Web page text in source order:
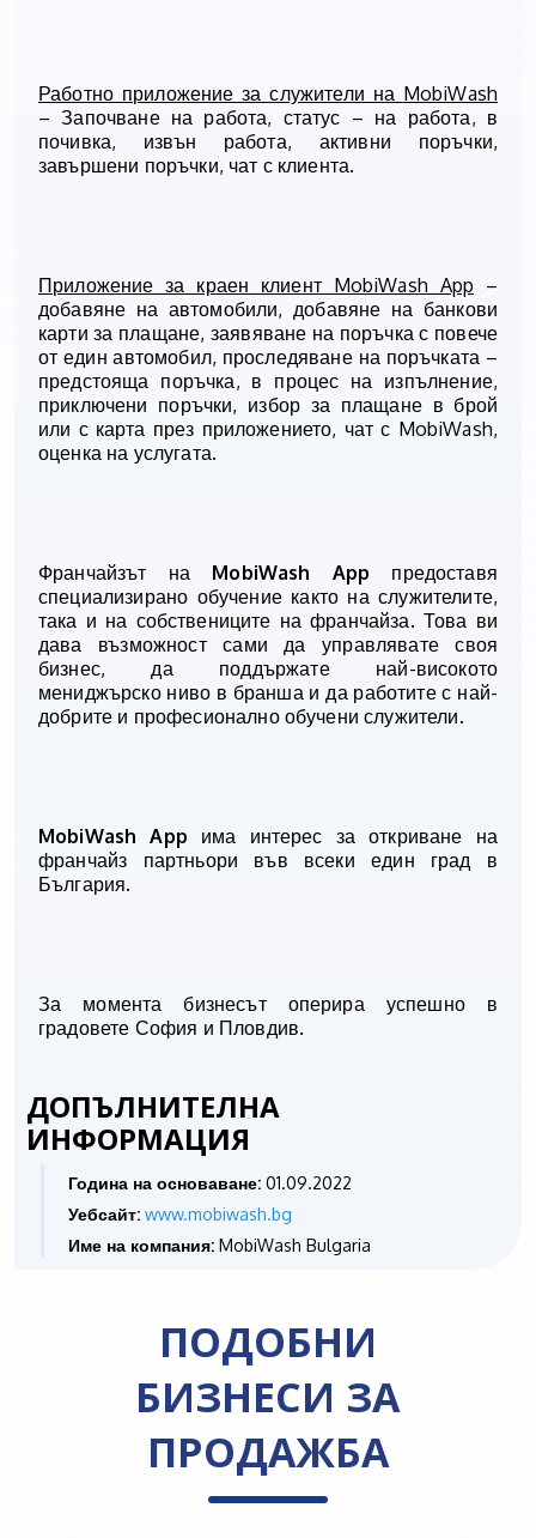
Работно приложение за служители на MobiWash
– Започване на работа, статус – на работа, в
почивка, извън работа, активни поръчки,
завършени поръчки, чат с клиента.
Приложение за краен клиент MobiWash App –
добавяне на автомобили, добавяне на банкови
карти за плащане, заявяване на поръчка с повече
от един автомобил, проследяване на поръчката –
предстояща поръчка, в процес на изпълнение,
приключени поръчки, избор за плащане в брой
или с карта през приложението, чат с MobiWash,
оценка на услугата.
Франчайзът на MobiWash App
предоставя
специализирано обучение както на служителите,
така и на собствениците на франчайза. Това ви
дава възможност сами да управлявате своя
бизнес, да поддържате най-високото
мениджърско ниво в бранша и да работите с най-
добрите и професионално обучени служители.
MobiWash App има интерес за откриване на
франчайз партньори във всеки един град в
България.
За момента бизнесът оперира успешно в
градовете София и Пловдив.
ДОПЪЛНИТЕЛНА
ИНФОРМАЦИЯ
Година на основаване: 01.09.2022
Уебсайт: www.mobiwash.bg
Име на компания: MobiWash Bulgaria
ПОДОБНИ
БИЗНЕСИ ЗА
ПРОДАЖБА